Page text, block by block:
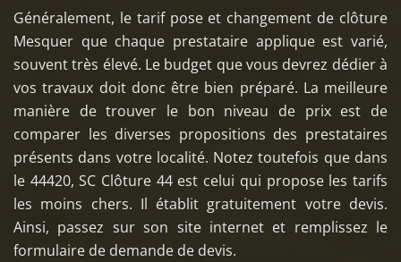
Généralement, le tarif pose et changement de clôture
Mesquer que chaque prestataire applique est varié,
souvent très élevé. Le budget que vous devrez dédier à
vos travaux doit donc être bien préparé. La meilleure
manière de trouver le bon niveau de prix est de
comparer les diverses propositions des prestataires
présents dans votre localité. Notez toutefois que dans
le 44420, SC Clôture 44 est celui qui propose les tarifs
les moins chers. Il établit gratuitement votre devis.
Ainsi, passez sur son site internet et remplissez le
formulaire de demande de devis.